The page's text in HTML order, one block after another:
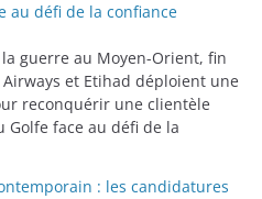
au défi de la confiance
guerre au Moyen-Orient, fin
et Etihad déploient une
reconquérir une clientèle
Golfe face au défi de la
: les candidatures